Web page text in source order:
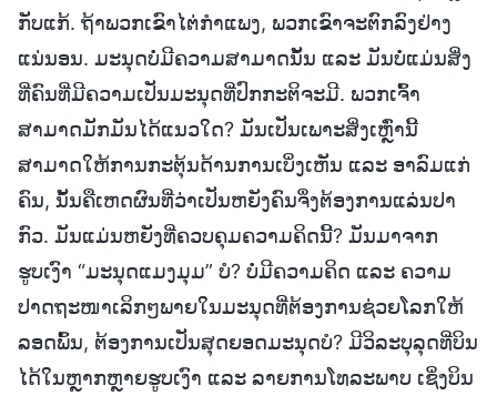
ກັບແກ້. ຖ້າພວກເຂົາໄຕ່ກຳແພງ, ພວກເຂົາຈະຕົກລົງຢ່າງ
ແນ່ນອນ. ມະນຸດບໍ່ມີຄວາມສາມາດນັ້ນ ແລະ ມັນບໍ່ແມ່ນສິ່ງ
ທີ່ຄົນທີ່ມີຄວາມເປັນມະນຸດທີ່ປົກກະຕິຈະມີ. ພວກເຈົ້າ
ສາມາດມັກມັນໄດ້ແນວໃດ? ມັນເປັນເພາະສິ່ງເຫຼົ່ານີ້
ສາມາດໃຫ້ການກະຕຸ້ນດ້ານການເບິ່ງເຫັນ ແລະ ອາລົມແກ່
ຄົນ, ນັ້ນຄືເຫດຜົນທີ່ວ່າເປັນຫຍັງຄົນຈຶ່ງຕ້ອງການແລ່ນປາ
ກົວ. ມັນແມ່ນຫຍັງທີ່ຄວບຄຸມຄວາມຄິດນີ້? ມັນມາຈາກ
ຮູບເງົາ “ມະນຸດແມງມຸມ” ບໍ? ບໍ່ມີຄວາມຄິດ ແລະ ຄວາມ
ປາດຖະໜາເລິກໆພາຍໃນມະນຸດທີ່ຕ້ອງການຊ່ວຍໂລກໃຫ້
ລອດພົ້ນ, ຕ້ອງການເປັນສຸດຍອດມະນຸດບໍ? ມີວິລະບຸລຸດທີ່ບິນ
ໄດ້ໃນຫຼາກຫຼາຍຮູບເງົາ ແລະ ລາຍການໂທລະພາບ ເຊິ່ງບິນ